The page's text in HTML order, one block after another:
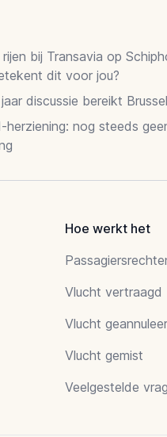
rijen bij Transavia op
dit voor jou?
discussie bereikt
herziening: nog steeds
Hoe werkt het
Vlucht vertraagd
Vlucht
Vlucht gemist
Veelgestelde